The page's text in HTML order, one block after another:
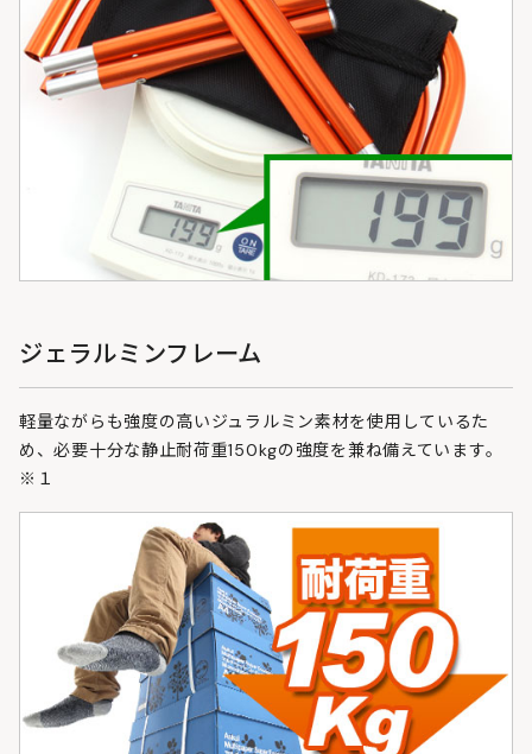
ジェラルミンフレーム
軽量ながらも強度の高いジュラルミン素材を使用しているた
め、必要十分な静止耐荷重150kgの強度を兼ね備えています。
※１